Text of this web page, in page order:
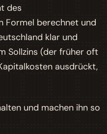
des
Formel berechnet und
klar und
Sollzins (der früher oft
ausdrückt,
und machen ihn so